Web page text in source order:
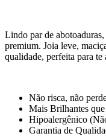
Lindo par de
premium. Joia leve,
qualidade, perfeita para te
Não risca, não
Mais Brilhantes
Hipoalergênico
Garantia de